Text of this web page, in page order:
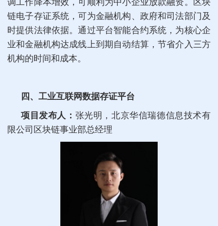
链电子存证系统，可为金融机构、政府和司法部门及
时提供法律依据。通过平台智能合约系统，为核心企
业和金融机构达成线上到期自动结算，节省介入三方
机构的时间和成本。
四、工业互联网数据存证平台
项目发布人： 张光明，北京华信瑞德信息技术有
限公司区块链事业部总经理